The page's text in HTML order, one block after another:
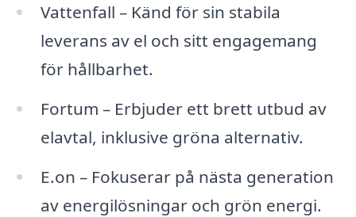
Vattenfall – Känd för sin stabila
leverans av el och sitt engagemang
för hållbarhet.
Fortum – Erbjuder ett brett utbud av
elavtal, inklusive gröna alternativ.
E.on – Fokuserar på nästa generation
av energilösningar och grön energi.